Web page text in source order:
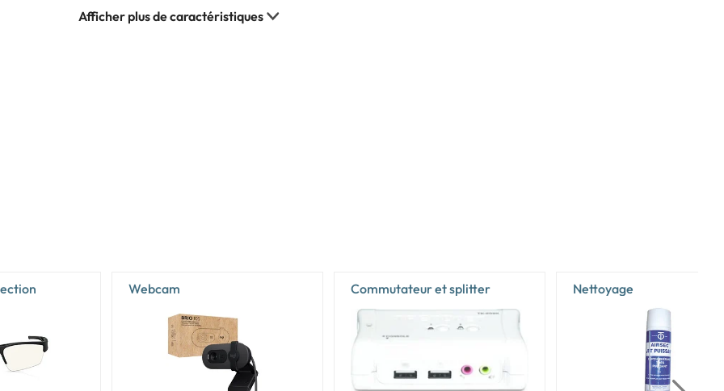
Webcam Commutateur et splitter Nettoyage